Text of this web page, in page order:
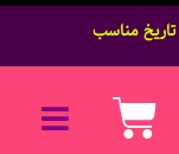
تاریخ مناسب